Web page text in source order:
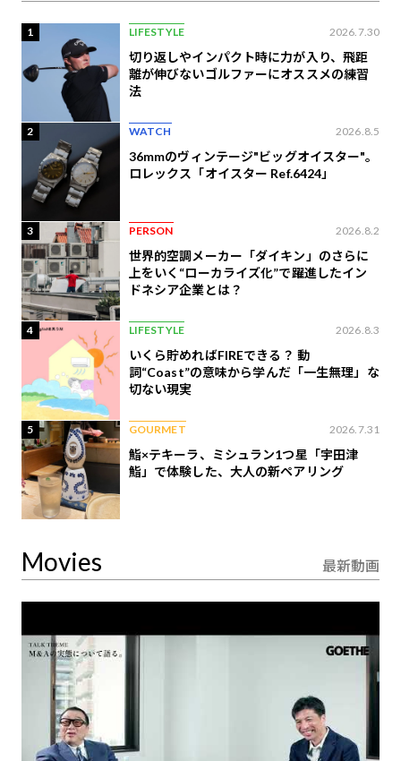
1 LIFESTYLE 2026.7.30
切り返しやインパクト時に力が入り、飛距
離が伸びないゴルファーにオススメの練習
法
2 WATCH 2026.8.5
36mmのヴィンテージ"ビッグオイスター"。
ロレックス「オイスター Ref.6424」
3 PERSON 2026.8.2
世界的空調メーカー「ダイキン」のさらに
上をいく“ローカライズ化”で躍進したイン
ドネシア企業とは？
4 LIFESTYLE 2026.8.3
いくら貯めればFIREできる？ 動
詞“Coast”の意味から学んだ「一生無理」な
切ない現実
5 GOURMET 2026.7.31
鮨×テキーラ、ミシュラン1つ星「宇田津
鮨」で体験した、大人の新ペアリング
Movies 最新動画